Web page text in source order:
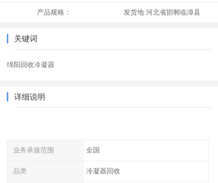
产品规格： 发货地:河北省邯郸临漳县
关键词
绵阳回收冷凝器
详细说明
业务承接范围 全国
品类 冷凝器回收